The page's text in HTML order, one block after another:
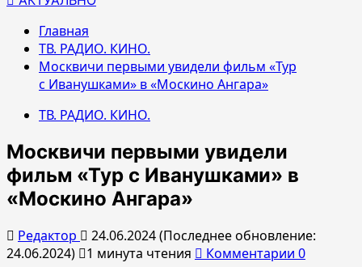
Главная
ТВ. РАДИО. КИНО.
Москвичи первыми увидели фильм «Тур
с Иванушками» в «Москино Ангара»
ТВ. РАДИО. КИНО.
Москвичи первыми увидели
фильм «Тур с Иванушками» в
«Москино Ангара»
Редактор
24.06.2024 (Последнее обновление:
24.06.2024)
1 минута чтения
Комментарии 0